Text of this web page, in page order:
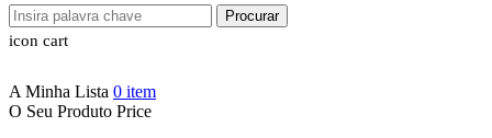
Procurar
icon cart
A Minha Lista 0 item
O Seu Produto Price